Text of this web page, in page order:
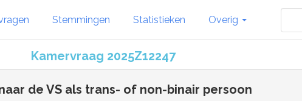
Stemmingen Statistieken Overig
Kamervraag 2025Z12247
de VS als trans- of non-binair persoon